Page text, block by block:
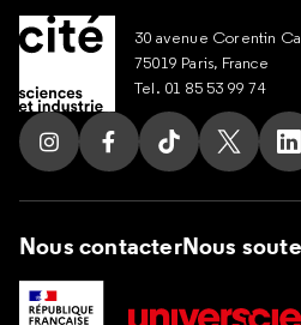
30 avenue Corentin
75019 Paris, France
Tel. 01 85 53 99 74
Suivez nous sur Instagram
Suivez nous sur
Suivez nous
Suivez
Nous contacterNous